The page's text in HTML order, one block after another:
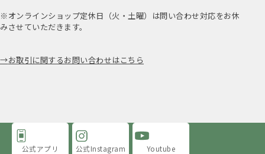
※オンラインショップ定休日（火・土曜）は問い合わせ対応をお休
みさせていただきます。
お取引に関するお問い合わせはこちら
公式アプリ 公式Instagram Youtube